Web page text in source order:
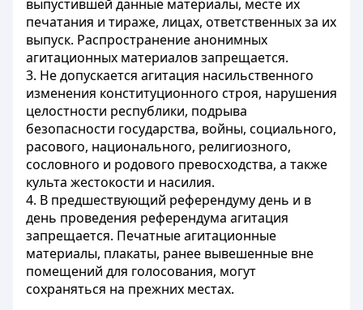
выпустившей данные материалы, месте их
печатания и тираже, лицах, ответственных за их
выпуск. Распространение анонимных
агитационных материалов запрещается.
3. Не допускается агитация насильственного
изменения конституционного строя, нарушения
целостности республики, подрыва
безопасности государства, войны, социального,
расового, национального, религиозного,
сословного и родового превосходства, а также
культа жестокости и насилия.
4. В предшествующий референдуму день и в
день проведения референдума агитация
запрещается. Печатные агитационные
материалы, плакаты, ранее вывешенные вне
помещений для голосования, могут
сохраняться на прежних местах.